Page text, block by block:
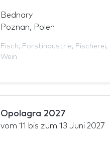
Bednary
Poznan, Polen
Fisch, Forstindustrie, Fischerei,
Wein
Opolagra 2027
vom 11 bis zum 13 Juni 2027